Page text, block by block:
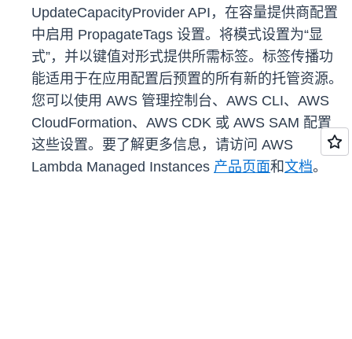
UpdateCapacityProvider​ API，在容量提供商配置
中启用 PropagateTags 设置。将模式设置为“显
式”，并以键值对形式提供所需标签。标签传播功
能适用于在应用配置后预置的所有新的托管资源。
您可以使用 AWS 管理控制台、AWS CLI、AWS
CloudFormation、AWS CDK 或 AWS SAM 配置
这些设置。要了解更多信息，请访问 AWS
Lambda Managed Instances 产品页面和文档。